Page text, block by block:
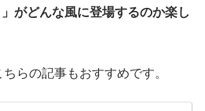
がどんな風に登場するのか楽し
らの記事もおすすめです。